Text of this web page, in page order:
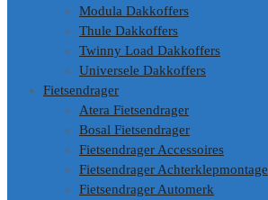
Modula Dakkoffers
Thule Dakkoffers
Twinny Load Dakkoffers
Universele Dakkoffers
Fietsendrager
Atera Fietsendrager
Bosal Fietsendrager
Fietsendrager Accessoires
Fietsendrager Achterklepmontage
Fietsendrager Automerk